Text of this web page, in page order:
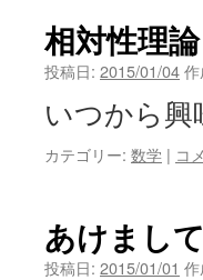
相対性理
投稿日: 2015/01/04
いつから
カテゴリー: 数学 | コ
あけまし
投稿日: 2015/01/01